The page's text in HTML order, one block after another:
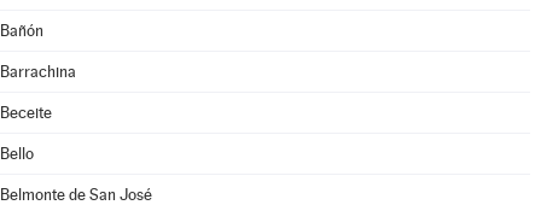
Bañón
Barrachina
Beceite
Bello
Belmonte de San José